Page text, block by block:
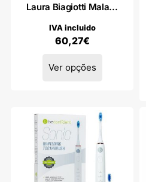
Laura Biagiotti Mala...
60,27€
IVA incluido
Ver opções